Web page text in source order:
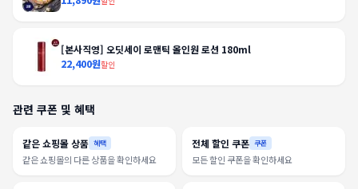
[본사직영] 오딧세이 로맨틱 올인원 로션 180ml
22,400원할인
관련 쿠폰 및 혜택
같은 쇼핑몰 상품 혜택
같은 쇼핑몰의 다른 상품을 확인하세요
전체 할인 쿠폰 쿠폰
모든 할인 쿠폰을 확인하세요